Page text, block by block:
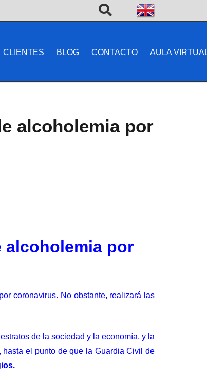
CLIENTES BLOG CONTACTO AULA
alcoholemia por
alcoholemia por
coronavirus. No obstante, realizará las
de la sociedad y la economía, y la
el punto de que la Guardia Civil de